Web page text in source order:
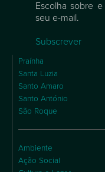
Escolha sobre
seu e-mail.
Subscrever
Praínha
Santa Luzia
Santo Amaro
Santo António
São Roque
Ambiente
Ação Social